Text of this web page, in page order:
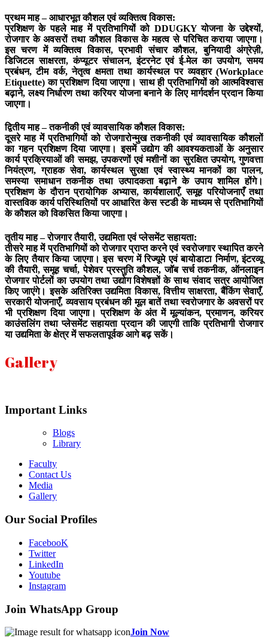
प्रथम माह – आधारभूत कौशल एवं व्यक्तित्व विकास:
प्रशिक्षण के पहले माह में प्रतिभागियों को DDUGKY योजना के उद्देश्यों,
रोजगार के अवसरों तथा कौशल विकास के महत्व से परिचित कराया जाएगा।
इस चरण में व्यक्तित्व विकास, प्रभावी संचार कौशल, बुनियादी अंग्रेज़ी,
डिजिटल साक्षरता, कंप्यूटर संचालन, इंटरनेट एवं ई-मेल का उपयोग, समय
प्रबंधन, टीम वर्क, नेतृत्व क्षमता तथा कार्यस्थल पर व्यवहार (Workplace
Etiquette) का प्रशिक्षण दिया जाएगा। साथ ही प्रतिभागियों को आत्मविश्वास
बढ़ाने, लक्ष्य निर्धारण तथा करियर योजना बनाने के लिए मार्गदर्शन प्रदान किया
जाएगा।
द्वितीय माह – तकनीकी एवं व्यावसायिक कौशल विकास:
दूसरे माह में प्रतिभागियों को रोजगारोन्मुख तकनीकी एवं व्यावसायिक कौशलों
का गहन प्रशिक्षण दिया जाएगा। इसमें उद्योग की आवश्यकताओं के अनुसार
कार्य प्रक्रियाओं की समझ, उपकरणों एवं मशीनों का सुरक्षित उपयोग, गुणवत्ता
नियंत्रण, ग्राहक सेवा, कार्यस्थल सुरक्षा एवं स्वास्थ्य मानकों का पालन,
समस्या समाधान तकनीक तथा उत्पादकता बढ़ाने के उपाय शामिल होंगे।
प्रशिक्षण के दौरान प्रायोगिक अभ्यास, कार्यशालाएँ, समूह परियोजनाएँ तथा
वास्तविक कार्य परिस्थितियों पर आधारित केस स्टडी के माध्यम से प्रतिभागियों
के कौशल को विकसित किया जाएगा।
तृतीय माह – रोजगार तैयारी, उद्यमिता एवं प्लेसमेंट सहायता:
तीसरे माह में प्रतिभागियों को रोजगार प्राप्त करने एवं स्वरोजगार स्थापित करने
के लिए तैयार किया जाएगा। इस चरण में रिज्यूमे एवं बायोडाटा निर्माण, इंटरव्यू
की तैयारी, समूह चर्चा, पेशेवर प्रस्तुति कौशल, जॉब सर्च तकनीक, ऑनलाइन
रोजगार पोर्टलों का उपयोग तथा उद्योग विशेषज्ञों के साथ संवाद सत्र आयोजित
किए जाएंगे। इसके अतिरिक्त उद्यमिता विकास, वित्तीय साक्षरता, बैंकिंग सेवाएँ,
सरकारी योजनाएँ, व्यवसाय प्रबंधन की मूल बातें तथा स्वरोजगार के अवसरों पर
भी प्रशिक्षण दिया जाएगा। प्रशिक्षण के अंत में मूल्यांकन, प्रमाणन, करियर
काउंसलिंग तथा प्लेसमेंट सहायता प्रदान की जाएगी ताकि प्रतिभागी रोजगार
या उद्यमिता के क्षेत्र में सफलतापूर्वक आगे बढ़ सकें।
Gallery
Important Links
Blogs
Library
Faculty
Contact Us
Media
Gallery
Our Social Profiles
FacebooK
Twitter
LinkedIn
Youtube
Instagram
Join WhatsApp Group
Join Now